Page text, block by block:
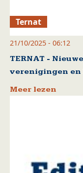
Ternat
21/10/2025 - 06:12
TERNAT -
verenigingen en
Meer lezen